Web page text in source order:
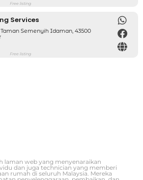
Free listing
Services
Semenyih Idaman, 43500
Free listing
laman web yang menyenaraikan
dan juga technician yang memberi
rumah di seluruh Malaysia. Mereka